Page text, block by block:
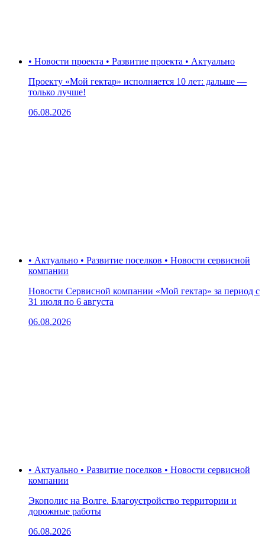
• Новости проекта • Развитие проекта • Актуально
Проекту «Мой гектар» исполняется 10 лет: дальше —
только лучше!
06.08.2026
• Актуально • Развитие поселков • Новости сервисной
компании
Новости Сервисной компании «Мой гектар» за период с
31 июля по 6 августа
06.08.2026
• Актуально • Развитие поселков • Новости сервисной
компании
Экополис на Волге. Благоустройство территории и
дорожные работы
06.08.2026